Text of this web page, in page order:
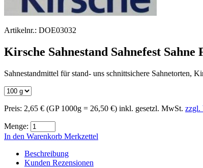
Artikelnr.: DOE03032
Kirsche Sahnestand Sahnefest Sahne
Sahnestandmittel für stand- uns schnittsichere Sahnetorten,
Preis: 2,65 € (GP 1000g = 26,50 €) inkl. gesetzl. MwSt. zzgl.
Menge:
In den Warenkorb Merkzettel
Beschreibung
Kunden Rezensionen